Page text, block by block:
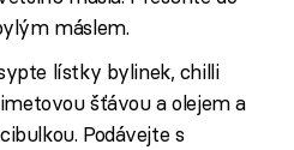
máslem.
lístky bylinek, chilli
šťávou a olejem a
Podávejte s